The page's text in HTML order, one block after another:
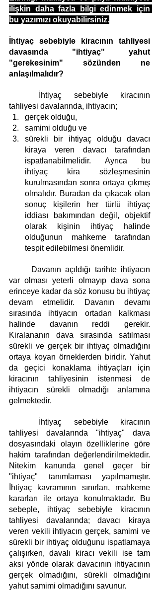
ilişkin daha fazla bilgi edinmek için
bu yazımızı okuyabilirsiniz.
İhtiyaç sebebiyle kiracının tahliyesi
davasında "ihtiyaç" yahut
"gerekesinim" sözünden ne
anlaşılmalıdır?
İhtiyaç sebebiyle kiracının
tahliyesi davalarında, ihtiyacın;
gerçek olduğu,
samimi olduğu ve
sürekli bir ihtiyaç olduğu davacı
kiraya veren davacı tarafından
ispatlanabilmelidir. Ayrıca bu
ihtiyaç kira sözleşmesinin
kurulmasından sonra ortaya çıkmış
olmalıdır. Buradan da çıkacak olan
sonuç kişilerin her türlü ihtiyaç
iddiası bakımından değil, objektif
olarak kişinin ihtiyaç halinde
olduğunun mahkeme tarafından
tespit edilebilmesi önemlidir.
var olması yeterli olmayıp dava sona
erinceye kadar da söz konusu bu ihtiyaç
devam etmelidir. Davanın devamı
sırasında ihtiyacın ortadan kalkması
halinde davanın reddi gerekir.
Kiralananın dava sırasında satılması
sürekli ve gerçek bir ihtiyaç olmadığını
ortaya koyan örneklerden biridir. Yahut
da geçici konaklama ihtiyaçları için
kiracının tahliyesinin istenmesi de
ihtiyacın sürekli olmadığı anlamına
gelmektedir.
tahliyesi davalarında "ihtiyaç" dava
dosyasındaki olayın özelliklerine göre
hakim tarafından değerlendirilmektedir.
Nitekim kanunda genel geçer bir
"ihtiyaç" tanımlaması yapılmamıştır.
İhtiyaç kavramının sınırları, mahkeme
kararları ile ortaya konulmaktadır. Bu
sebeple, ihtiyaç sebebiyle kiracının
tahliyesi davalarında; davacı kiraya
veren vekili ihtiyacın gerçek, samimi ve
sürekli bir ihtiyaç olduğunu ispatlamaya
çalışırken, davalı kiracı vekili ise tam
aksi yönde olarak davacının ihtiyacının
gerçek olmadığını, sürekli olmadığını
yahut samimi olmadığını savunur.